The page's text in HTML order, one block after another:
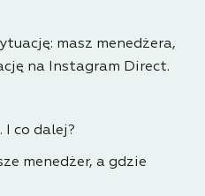
masz menedżera,
na Instagram Direct.
I co dalej?
menedżer, a gdzie